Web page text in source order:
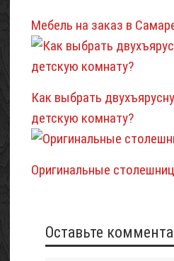
Мебель на заказ в
Как выбрать
детскую комнату?
Оригинальные
Оставьте